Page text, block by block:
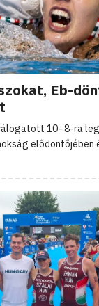
Eb-
10–8-ra
elődöntőjében